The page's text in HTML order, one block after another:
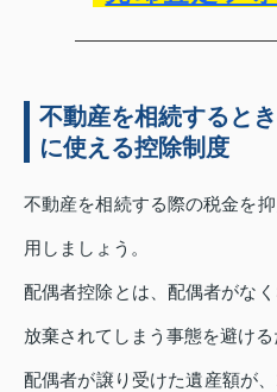
不動産を相続すると
に使える控除制度
不動産を相続する際の税金を
用しましょう。
配偶者控除とは、配偶者がな
放棄されてしまう事態を避け
配偶者が譲り受けた遺産額が